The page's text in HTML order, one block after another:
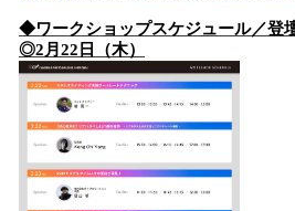
◆ワークショップスケジュール／登
◎2月22日（木）